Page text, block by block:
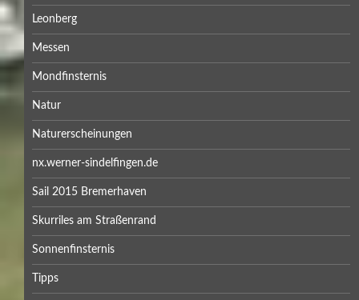
Leonberg
Messen
Mondfinsternis
Natur
Naturerscheinungen
nx.werner-sindelfingen.de
Sail 2015 Bremerhaven
Skurriles am Straßenrand
Sonnenfinsternis
Tipps